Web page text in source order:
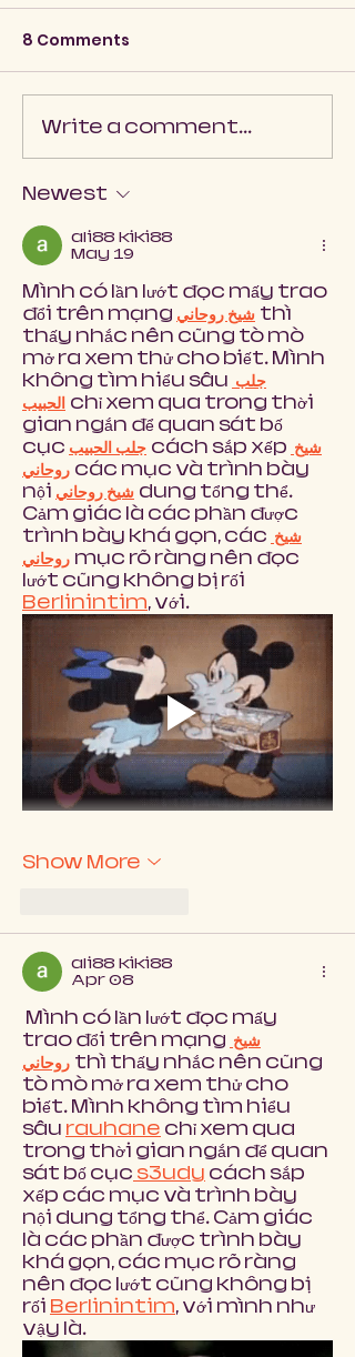
8 Comments
Write a comment...
Newest
ali88 kiki88
May 19
Mình có lần lướt đọc mấy trao
đổi trên mạng شيخ روحاني thì
thấy nhắc nên cũng tò mò
mở ra xem thử cho biết. Mình
không tìm hiểu sâu جلب
الحبيب chỉ xem qua trong thời
gian ngắn để quan sát bố
cục جلب الحبيب cách sắp xếp شيخ
روحاني các mục và trình bày
nội شيخ روحاني dung tổng thể.
Cảm giác là các phần được
trình bày khá gọn, các شيخ
روحاني mục rõ ràng nên đọc
lướt cũng không bị rối
Berlinintim, với…
Show More
ali88 kiki88
Apr 08
Mình có lần lướt đọc mấy
trao đổi trên mạng شيخ
روحاني thì thấy nhắc nên cũng
tò mò mở ra xem thử cho
biết. Mình không tìm hiểu
sâu rauhane chỉ xem qua
trong thời gian ngắn để quan
sát bố cục s3udy cách sắp
xếp các mục và trình bày
nội dung tổng thể. Cảm giác
là các phần được trình bày
khá gọn, các mục rõ ràng
nên đọc lướt cũng không bị
rối Berlinintim, với mình như
vậy là…